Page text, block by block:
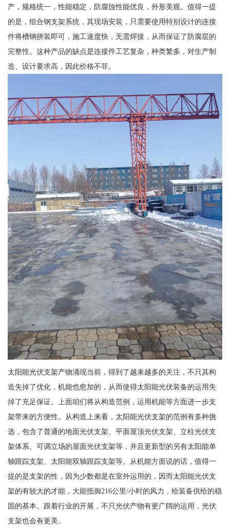
产，规格统一，性能稳定，防腐蚀性能优良，外形美观。值得一提
的是，组合钢支架系统，其现场安装，只需要使用特别设计的连接
件将槽钢拼装即可，施工速度快，无需焊接，从而保证了防腐层的
完整性。这种产品的缺点是连接件工艺复杂，种类繁多，对生产制
造、设计要求高，因此价格不菲。
太阳能光伏支架产物涌现当前，得到了越来越多的关注，不只其构
造失掉了优化，机能也愈加的，从而使得太阳能光伏装备的运用失
掉了充足保证。上面咱们将从构造范例，运用机能等方面进一步支
架带来的方便性。从构造上来看，太阳能光伏支架的范例有多种挑
选，包含了普通的地面光伏支架、平面屋顶光伏支架、立柱光伏支
架体系、可调立场的屋面光伏支架等，并且更新型的另有太阳能单
轴跟踪支架、太阳能双轴跟踪支架等。从机能方面说的话，值得一
提的是支架的性，因为少数都是在室外运用的，因而太阳能光伏支
架的有较大的才能，大能抵御216公里/小时的风力，给装备供给的稳
固的基本。跟着行业的开展，不只光伏产物有更广阔的运用，光伏
支架也会有更美。